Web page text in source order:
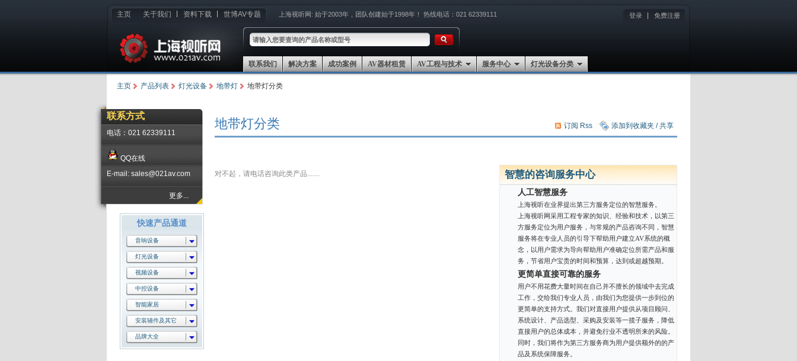
主页 关于我们 资料下载 世博AV专题 上海视听网: 始于2003年，团队创建始于1998年！ 热线电话：021 62339111 登录 免费注册
联系我们 解决方案 成功案例 AV器材租赁 AV工程与技术 服务中心 灯光设备分类
主页 产品列表 灯光设备 地带灯 地带灯分类
联系方式
电话：021 62339111
QQ在线
E-mail: sales@021av.com
更多...
快速产品通道
音响设备
灯光设备
视频设备
中控设备
智能家居
安装辅件及其它
品牌大全
地带灯分类 订阅 Rss 添加到收藏夹 / 共享
对不起，请电话咨询此类产品....... 智慧的咨询服务中心
人工智慧服务
上海视听在业界提出第三方服务定位的智慧服务。
上海视听网采用工程专家的知识、经验和技术，以第三
方服务定位为用户服务，与常规的产品咨询不同，智慧
服务将在专业人员的引导下帮助用户建立AV系统的概
念，以用户需求为导向帮助用户准确定位所需产品和服
务，节省用户宝贵的时间和预算，达到或超越预期。
更简单直接可靠的服务
用户不用花费大量时间在自己并不擅长的领域中去完成
工作，交给我们专业人员，由我们为您提供一步到位的
更简单的支持方式。我们对直接用户提供从项目顾问、
系统设计、产品选型、采购及安装等一揽子服务，降低
直接用户的总体成本，并避免行业不透明所来的风险。
同时，我们将作为第三方服务商为用户提供额外的的产
品及系统保障服务。